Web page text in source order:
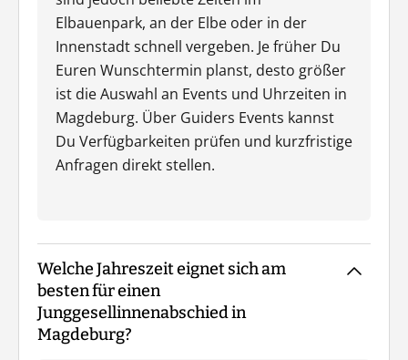
Elbauenpark, an der Elbe oder in der
Innenstadt schnell vergeben. Je früher Du
Euren Wunschtermin planst, desto größer
ist die Auswahl an Events und Uhrzeiten in
Magdeburg. Über Guiders Events kannst
Du Verfügbarkeiten prüfen und kurzfristige
Anfragen direkt stellen.
Welche Jahreszeit eignet sich am
besten für einen
Junggesellinnenabschied in
Magdeburg?